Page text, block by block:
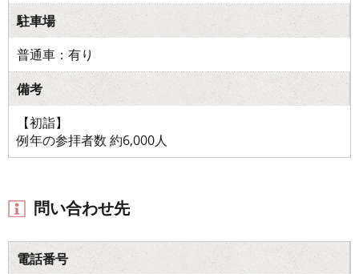
駐車場
普通車：有り
備考
【初詣】
例年の参拝者数 約6,000人
問い合わせ先
電話番号